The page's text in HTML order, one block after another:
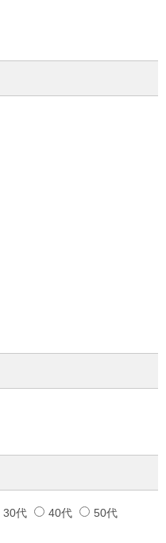
30代 40代
50代